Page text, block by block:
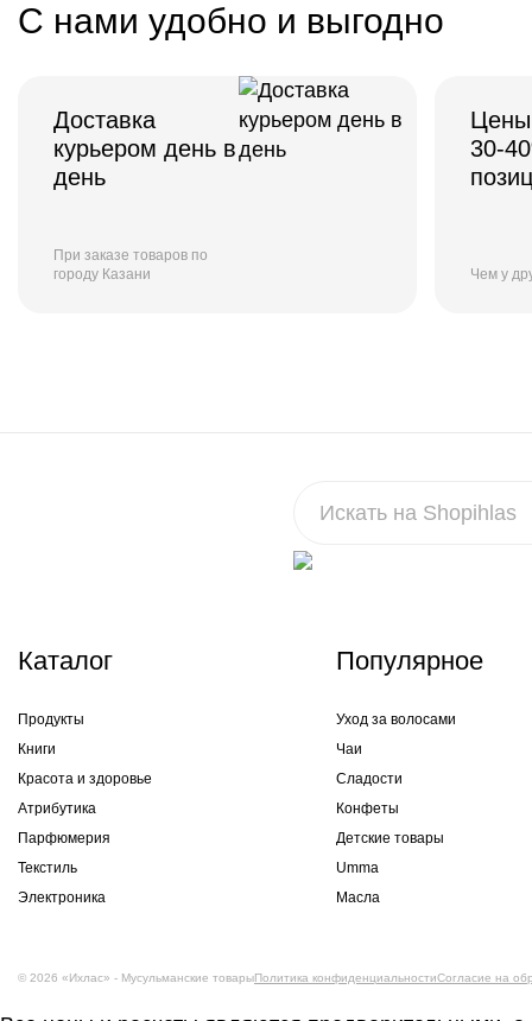
С нами удобно и выгодно
Доставка
курьером день в
день
При заказе товаров по
городу Казани
30-
Чем у
Каталог
Продукты
Книги
Красота и здоровье
Атрибутика
Парфюмерия
Текстиль
Электроника
Популярное
Уход за волосами
Чаи
Сладости
Конфеты
Детские товары
Umma
Масла
© 2026 «Ихлас» - Мусульманские товарыПолитика конфиденциальностиСогласие на